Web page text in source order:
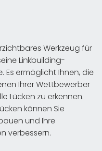
Werkzeug für
Linkbuilding-
Es ermöglicht Ihnen, die
Ihrer Wettbewerber
Lücken zu erkennen.
können Sie
und Ihre
verbessern.